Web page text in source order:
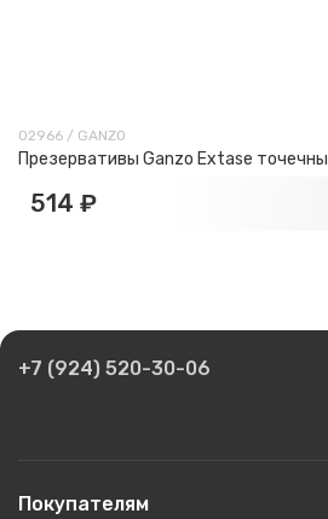
02966 / GANZO
Презервативы Ganzo Extase
514 ₽
+7 (924) 520-30-06
Покупателям